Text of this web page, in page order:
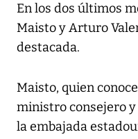
En los dos últimos
Maisto y Arturo
destacada.
Maisto, quien
ministro consejero y
la embajada